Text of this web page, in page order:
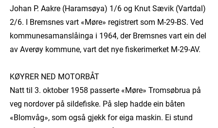
Johan P. Aakre (Haramsøya) 1/6 og Knut Sævik (Vartdal)
2/6. I Bremsnes vart «Møre» registrert som M-29-BS. Ved
kommunesamanslåinga i 1964, der Bremsnes vart ein del
av Averøy kommune, vart det nye fiskerimerket M-29-AV.
KØYRER NED MOTORBÅT
Natt til 3. oktober 1958 passerte «Møre» Tromsøbrua på
veg nordover på sildefiske. På slep hadde ein båten
«Blomvåg», som også gjekk for eiga maskin. Ei stund